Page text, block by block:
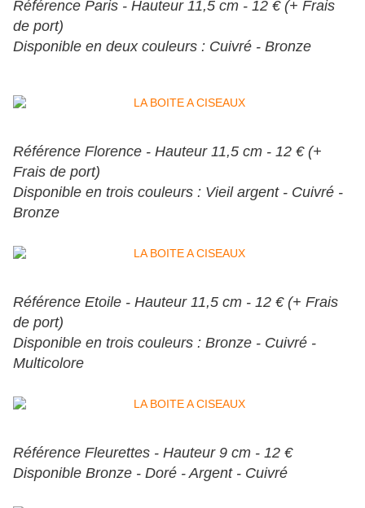
Référence Paris - Hauteur 11,5 cm - 12 € (+ Frais
de port)
Disponible en deux couleurs : Cuivré - Bronze
Référence Florence - Hauteur 11,5 cm - 12 € (+
Frais de port)
Disponible en trois couleurs : Vieil argent - Cuivré -
Bronze
Référence Etoile - Hauteur 11,5 cm - 12 € (+ Frais
de port)
Disponible en trois couleurs : Bronze - Cuivré -
Multicolore
Référence Fleurettes - Hauteur 9 cm - 12 €
Disponible Bronze - Doré - Argent - Cuivré